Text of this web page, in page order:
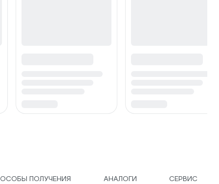
ПОЛУЧЕНИЯ АНАЛОГИ СЕРВИС